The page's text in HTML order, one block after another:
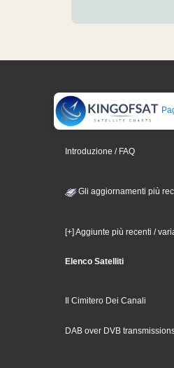
Introduzione / FAQ
Gli aggiornamenti più
[+] Aggiunte più recenti /
Elenco Satelliti
Il Cimitero Dei Canali
DAB over DVB